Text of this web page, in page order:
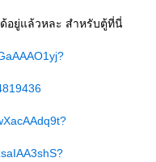
อยู่แล้วหละ สำหรับตู้ที่นี่